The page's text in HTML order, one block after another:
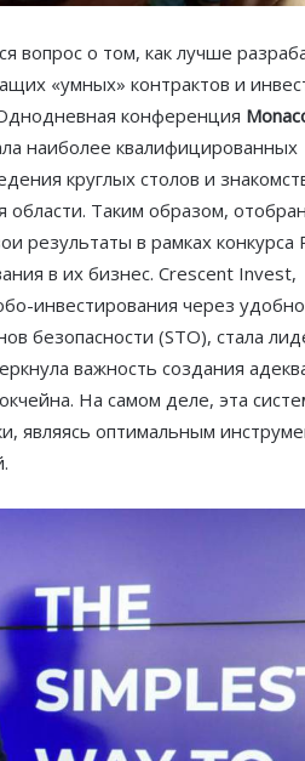
вопрос о том, как лучше
«умных» контрактов и
конференция
наиболее квалифицированных
круглых столов и
области. Таким образом,
результаты в рамках конкурса
в их бизнес. Crescent Invest,
инвестирования через
безопасности (STO), стала
важность создания
На самом деле, эта
являясь оптимальным